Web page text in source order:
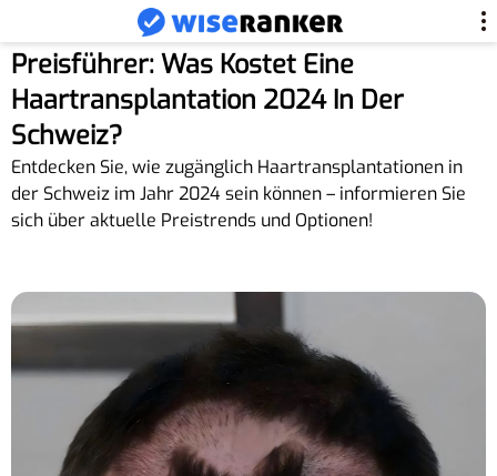
Preisführer: Was Kostet Eine
Haartransplantation 2024 In Der
Schweiz?
Entdecken Sie, wie zugänglich Haartransplantationen in
der Schweiz im Jahr 2024 sein können – informieren Sie
sich über aktuelle Preistrends und Optionen!